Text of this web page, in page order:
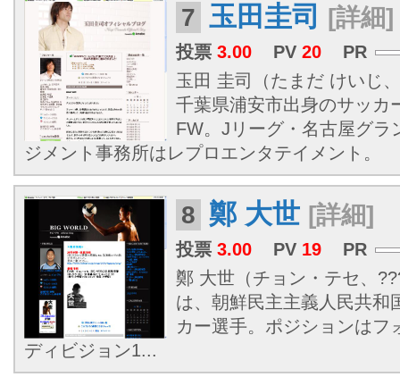
7 玉田圭司 [詳細]
投票 3.00 PV 20
PR
玉田 圭司（たまだ けいじ
千葉県浦安市出身のサッカ
FW。Jリーグ・名古屋グラ
ジメント事務所はレプロエンタテイメント。
8 鄭 大世 [詳細]
投票 3.00 PV 19
PR
鄭 大世（チョン・テセ、
は、朝鮮民主主義人民共和
カー選手。ポジションはフ
ディビジョン1...